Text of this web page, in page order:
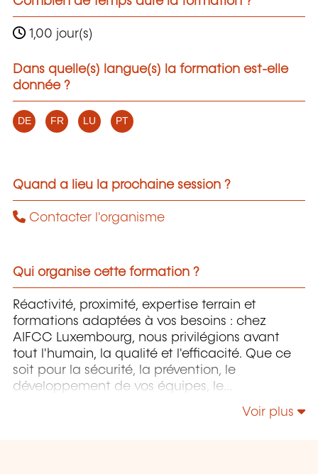
1,00 jour(s)
Dans quelle(s) langue(s) la formation est-elle
donnée ?
DE FR LU PT
Quand a lieu la prochaine session ?
Contacter l'organisme
Qui organise cette formation ?
Réactivité, proximité, expertise terrain et
formations adaptées à vos besoins : chez
AIFCC Luxembourg, nous privilégions avant
tout l'humain, la qualité et l'efficacité. Que ce
soit pour la sécurité, la prévention, le
développement de vos équipes, le
communication digitale, notre objectif reste le
Voir plus